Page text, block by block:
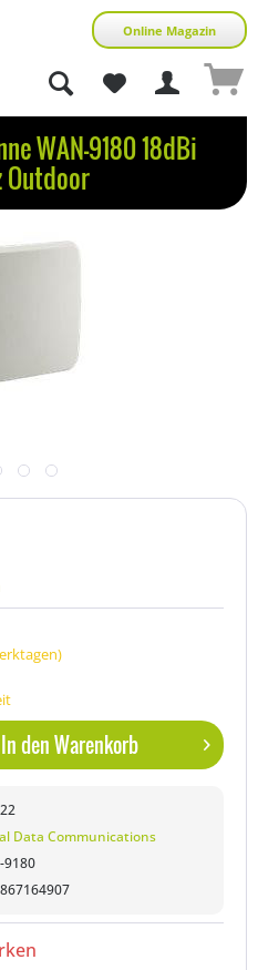
Online Magazin
WAN-9180 18dBi
Outdoor
In denWarenkorb
Data Communications
9180